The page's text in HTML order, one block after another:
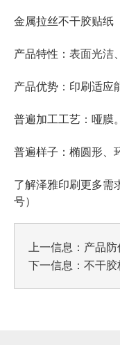
金属拉丝不干胶贴纸
产品特性：表面光洁
产品优势：印刷适应
普遍加工工艺：哑膜。
普遍样子：椭圆形、
了解泽雅印刷更多需
号）
上一信息： 产品
下一信息： 不干